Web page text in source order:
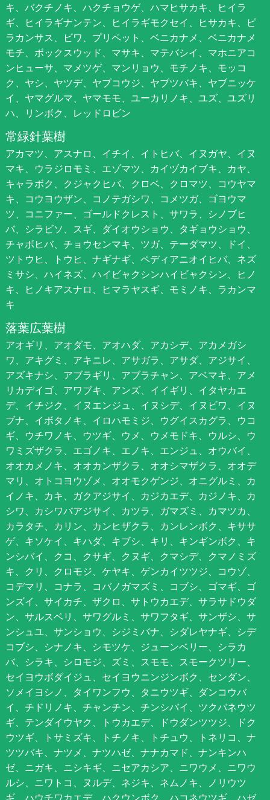
キ、バクチノキ、ハクチョウゲ、ハマヒサカキ、ヒイラ
ギ、ヒイラギナンテン、ヒイラギモクセイ、ヒサカキ、ピ
ラカンサス、ビワ、プリペット、ベニカナメ、ベニカナメ
モチ、ボックスウッド、マサキ、マテバシイ、マホニアコ
ンヒューサ、マメツゲ、マンリョウ、モチノキ、モッコ
ク、ヤシ、ヤツデ、ヤブコウジ、ヤブツバキ、ヤブニッケ
イ、ヤマグルマ、ヤマモモ、ユーカリノキ、ユズ、ユズリ
ハ、リンボク、レッドロビン
常緑針葉樹
アカマツ、アスナロ、イチイ、イトヒバ、イヌガヤ、イヌ
マキ、ウラジロモミ、エゾマツ、カイヅカイブキ、カヤ、
キャラボク、クジャクヒバ、クロベ、クロマツ、コウヤマ
キ、コウヨウザン、コノテガシワ、コメツガ、ゴヨウマ
ツ、コニファー、ゴールドクレスト、サワラ、シノブヒ
バ、シラビソ、スギ、ダイオウショウ、タギョウショウ、
チャボヒバ、チョウセンマキ、ツガ、テーダマツ、ドイ、
ツトウヒ、トウヒ、ナギナギ、ペディアニオイヒバ、ネズ
ミサシ、ハイネズ、ハイビャクシンハイビャクシン、ヒノ
キ、ヒノキアスナロ、ヒマラヤスギ、モミノキ、ラカンマ
キ
落葉広葉樹
アオギリ、アオダモ、アオハダ、アカシデ、アカメガシ
ワ、アキグミ、アキニレ、アサガラ、アサダ、アジサイ、
アズキナシ、アブラギリ、アブラチャン、アベマキ、アメ
リカデイゴ、アワブキ、アンズ、イイギリ、イタヤカエ
デ、イチジク、イヌエンジュ、イヌシデ、イヌビワ、イヌ
ブナ、イボタノキ、イロハモミジ、ウグイスカグラ、ウコ
ギ、ウチワノキ、ウツギ、ウメ、ウメモドキ、ウルシ、ウ
ワミズザクラ、エゴノキ、エノキ、エンジュ、オウバイ、
オオカメノキ、オオカンザクラ、オオシマザクラ、オオデ
マリ、オトコヨウゾメ、オオモクゲンジ、オニグルミ、カ
イノキ、カキ、ガクアジサイ、カジカエデ、カジノキ、カ
シワ、カシワバアジサイ、カツラ、ガマズミ、カマツカ、
カラタチ、カリン、カンヒザクラ、カンレンボク、キササ
ゲ、キソケイ、キハダ、キブシ、キリ、キンギンボク、キ
ンシバイ、クコ、クサギ、クヌギ、クマシデ、クマノミズ
キ、クリ、クロモジ、ケヤキ、ゲンカイツツジ、コウゾ、
コデマリ、コナラ、コバノガマズミ、コブシ、ゴマギ、ゴ
ンズイ、サイカチ、ザクロ、サトウカエデ、サラサドウダ
ン、サルスベリ、サワグルミ、サワフタギ、サンザシ、サ
ンシュユ、サンショウ、シジミバナ、シダレヤナギ、シデ
コブシ、シナノキ、シモツケ、ジューンベリー、シラカ
バ、シラキ、シロモジ、ズミ、スモモ、スモークツリー、
セイヨウボダイジュ、セイヨウニンジンボク、センダン、
ソメイヨシノ、タイワンフウ、タニウツギ、ダンコウバ
イ、チドリノキ、チャンチン、チンシバイ、ツクバネウツ
ギ、テンダイウヤク、トウカエデ、ドウダンツツジ、ドク
ウツギ、トサミズキ、トチノキ、トチュウ、トネリコ、ナ
ツツバキ、ナツメ、ナツハゼ、ナナカマド、ナンキンハ
ゼ、ニガキ、ニシキギ、ニセアカシア、ニワウメ、ニワウ
ルシ、ニワトコ、ヌルデ、ネジキ、ネムノキ、ノリウツ